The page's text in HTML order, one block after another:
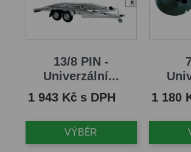
13/8 PIN -
Univerzální...
Cena
1 943 Kč s DPH
VÝBĚR
Cena
1 180